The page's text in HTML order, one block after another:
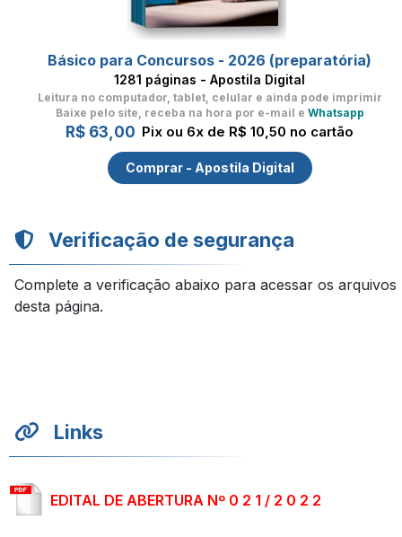
Básico para Concursos - 2026 (preparatória)
1281 páginas - Apostila Digital
Leitura no computador, tablet, celular e ainda pode imprimir
Baixe pelo site, receba na hora por e-mail e Whatsapp
R$ 63,00 Pix ou 6x de R$ 10,50 no cartão
Comprar - Apostila Digital
Verificação de segurança
Complete a verificação abaixo para acessar os arquivos
desta página.
Links
EDITAL DE ABERTURA Nº 0 2 1 / 2 0 2 2